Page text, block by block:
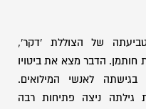
של הצוללת 'דקר',
חותמן. הדבר מצא את ביטויו
לאנשי המילואים.
גילתה ניצה פתיחות רבה